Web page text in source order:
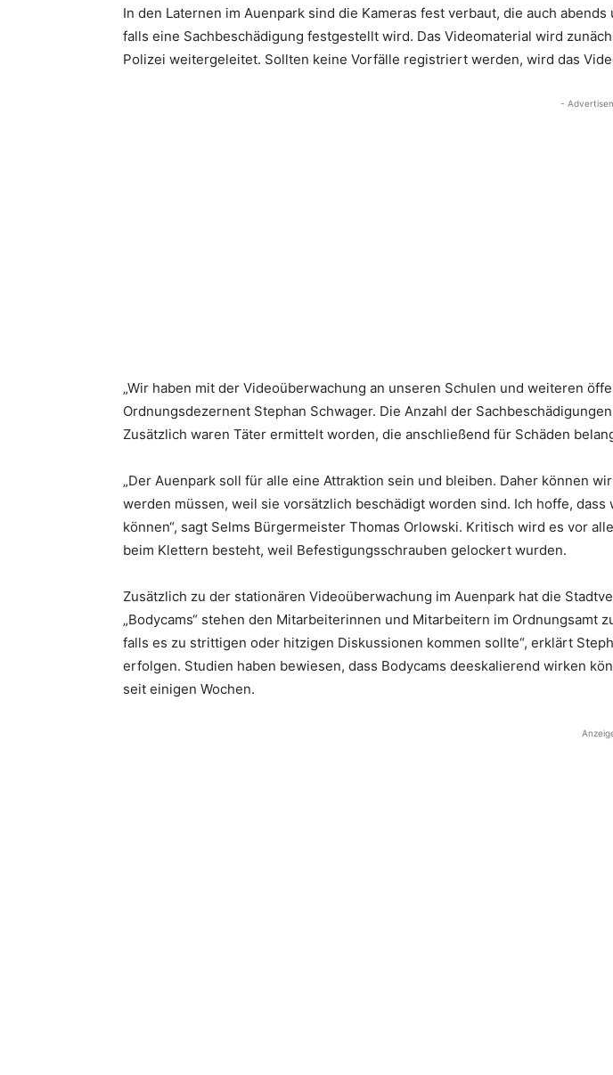
In den Laternen im Auenpark sind die Kameras fest verbaut, die auch
falls eine Sachbeschädigung festgestellt wird. Das Videomaterial wird
Polizei weitergeleitet. Sollten keine Vorfälle registriert werden, wird das
-
„Wir haben mit der Videoüberwachung an unseren Schulen und weiteren
Ordnungsdezernent Stephan Schwager. Die Anzahl der
Zusätzlich waren Täter ermittelt worden, die anschließend für Schäden
„Der Auenpark soll für alle eine Attraktion sein und bleiben. Daher können
werden müssen, weil sie vorsätzlich beschädigt worden sind. Ich hoffe,
können“, sagt Selms Bürgermeister Thomas Orlowski. Kritisch wird es vor
beim Klettern besteht, weil Befestigungsschrauben gelockert wurden.
Zusätzlich zu der stationären Videoüberwachung im Auenpark hat die
„Bodycams“ stehen den Mitarbeiterinnen und Mitarbeitern im
falls es zu strittigen oder hitzigen Diskussionen kommen sollte“, erklärt
erfolgen. Studien haben bewiesen, dass Bodycams deeskalierend wirken
seit einigen Wochen.